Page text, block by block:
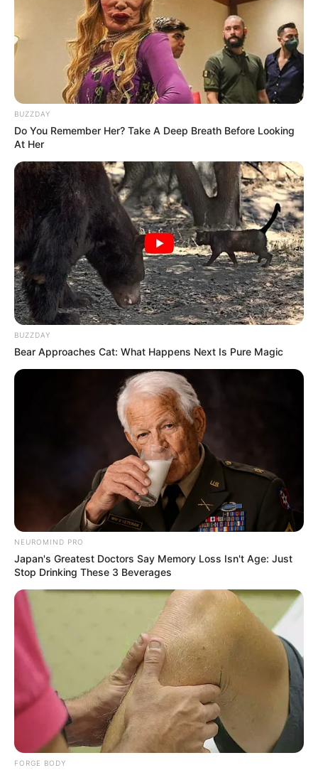
Feeling Tired? Here's The Trick To Perform Better
MEDVI
Men 45+ Are Trying This To Perform Better
MEDVI
How To Get An Erection Even After 60!
This New Will Give You An Erection After +45
MEDVI
BUZZDAY
Do You Remember Her? Take A Deep Breath Before Looking
At Her
BUZZDAY
Bear Approaches Cat: What Happens Next Is Pure Magic
NEUROMIND PRO
Japan's Greatest Doctors Say Memory Loss Isn't Age: Just
Stop Drinking These 3 Beverages
FORGE BODY